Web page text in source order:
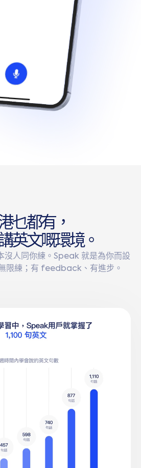
乜都有，
英文嘅環境。
沒人同你練。Speak 就是為你而設
限練；有 feedback、有進步。